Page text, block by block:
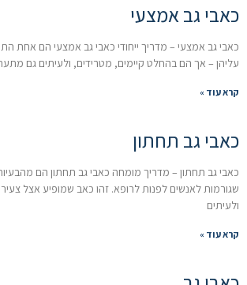
כאבי גב אמצעי
כאבי גב אמצעי – מדריך ייחודי כאבי גב אמצעי הם אחת
עליהן – אך הם בהחלט קיימים, מטרידים, ולעיתים גם
קרא עוד »
כאבי גב תחתון
כאבי גב תחתון – מדריך מומחה כאבי גב תחתון הם
שגורמות לאנשים לפנות לרופא. זהו כאב שמופיע אצל
ולעיתים
קרא עוד »